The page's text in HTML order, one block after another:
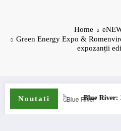
Home
Green Energy Expo &
expozanții
Noutati
Blue River: 26.123 km cu un